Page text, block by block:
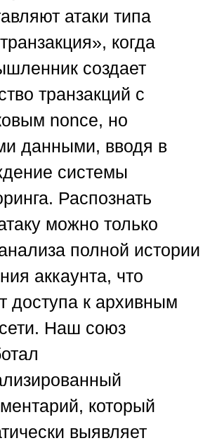
атаки типа
когда
создает
транзакций с
nonce, но
данными, вводя в
системы
Распознать
можно только
полной истории
аккаунта, что
доступа к архивным
Наш союз
который
выявляет